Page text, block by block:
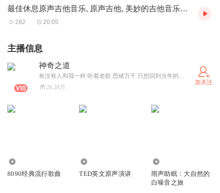
最佳休息原声吉他音乐, 原声吉他, 美妙的吉他音乐、安静的音乐、轻松的音乐
282 20:05
主播信息
神奇之道
有没有人和我一样 听着老歌 思绪万千 只想回到当年的自己。不怕音乐太好听，就怕歌词入了心，愿你们只听曲中意，不做曲中人！愿屏幕前的你，天黑有灯，下雨有伞，一路有良人相伴！
26.28万
加关注
8090经典流行歌曲 TED英文原声演讲
雨声助眠：大自然的
白噪音之旅